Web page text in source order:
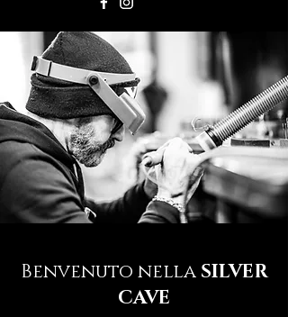
Benvenuto nella SILVER
CAVE